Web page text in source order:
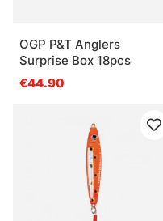
OGP P&T Anglers
Surprise Box 18pcs
€44.90